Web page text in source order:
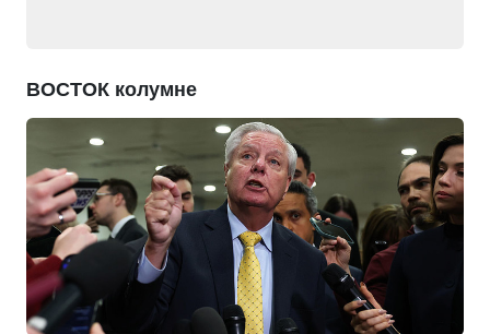
ВОСТОК колумне